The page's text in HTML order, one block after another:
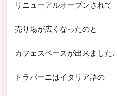
リニューアルオープンされて
売り場が広くなったのと
カフェスペースが出来ました♩
トラパーニはイタリア語の